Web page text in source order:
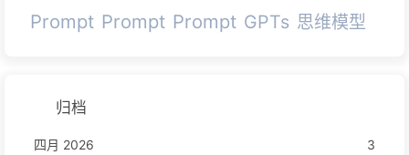
Prompt Prompt Prompt GPTs 思维模型
归档
四月 2026
3